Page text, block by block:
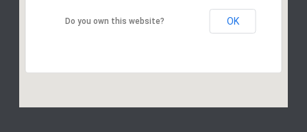
Do you own this website? OK